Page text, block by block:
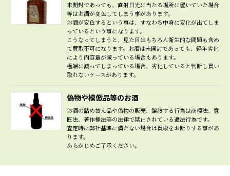
未開封であっても、直射日光に当たる場所に置いていた場合
等はお酒が変色してしまう事があります。
お酒が変色するという事は、すなわち中身に変化が出てしま
っているという事になります。
こうなってしまうと、見た目はもちろん衛生的な問題も含め
て買取不可になります。お酒は未開封であっても、経年劣化
により内容量が減っている場合もあります。
極端に減ってしまっている場合、劣化していると判断し買い
取れないケースがあります。
偽物や模倣品等のお酒
お酒の詰め替え品や偽物の販売、譲渡する行為は商標法、意
匠法、著作権法等の法律で禁止されている違法行為です。
査定時に弊社基準に満たない場合は買取をお断りする事があ
ります。
あらかじめご了承ください。